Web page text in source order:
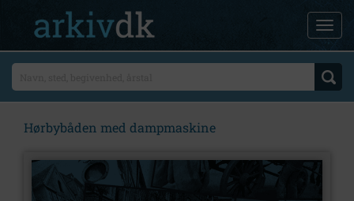
Hørbybåden med dampmaskine